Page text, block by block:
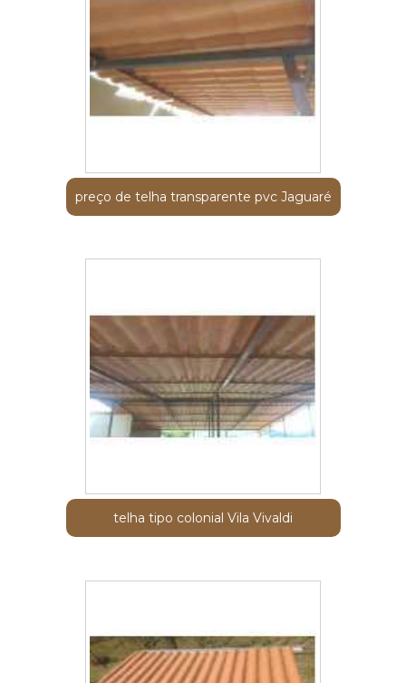
preço de telha transparente pvc Jaguaré
telha tipo colonial Vila Vivaldi